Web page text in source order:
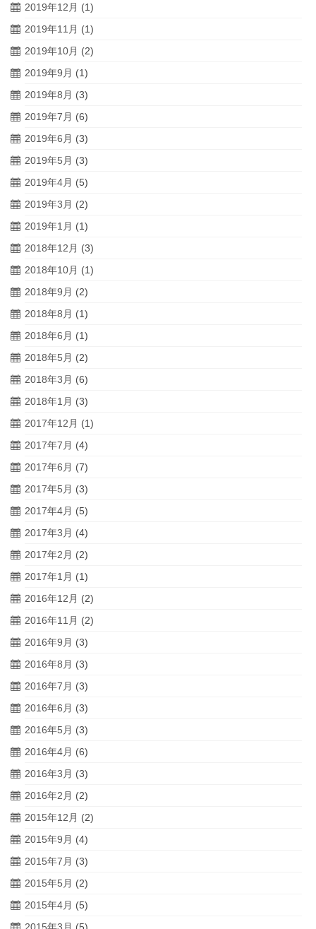
2019年12月 (1)
2019年11月 (1)
2019年10月 (2)
2019年9月 (1)
2019年8月 (3)
2019年7月 (6)
2019年6月 (3)
2019年5月 (3)
2019年4月 (5)
2019年3月 (2)
2019年1月 (1)
2018年12月 (3)
2018年10月 (1)
2018年9月 (2)
2018年8月 (1)
2018年6月 (1)
2018年5月 (2)
2018年3月 (6)
2018年1月 (3)
2017年12月 (1)
2017年7月 (4)
2017年6月 (7)
2017年5月 (3)
2017年4月 (5)
2017年3月 (4)
2017年2月 (2)
2017年1月 (1)
2016年12月 (2)
2016年11月 (2)
2016年9月 (3)
2016年8月 (3)
2016年7月 (3)
2016年6月 (3)
2016年5月 (3)
2016年4月 (6)
2016年3月 (3)
2016年2月 (2)
2015年12月 (2)
2015年9月 (4)
2015年7月 (3)
2015年5月 (2)
2015年4月 (5)